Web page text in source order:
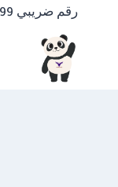
المحتوى
رقم ضريبي 799-531-699